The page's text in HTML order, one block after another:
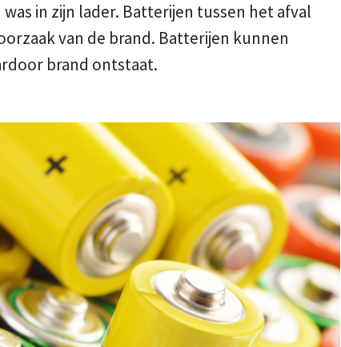
in zijn lader. Batterijen tussen het afval
van de brand. Batterijen kunnen
brand ontstaat.